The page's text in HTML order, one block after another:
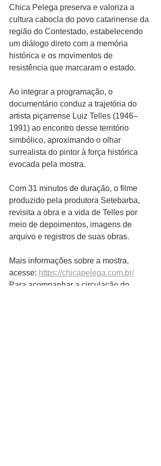
Chica Pelega preserva e valoriza a
cultura cabocla do povo catarinense da
região do Contestado, estabelecendo
um diálogo direto com a memória
histórica e os movimentos de
resistência que marcaram o estado.
Ao integrar a programação, o
documentário conduz a trajetória do
artista piçarrense Luiz Telles (1946–
1991) ao encontro desse território
simbólico, aproximando o olhar
surrealista do pintor à força histórica
evocada pela mostra.
Com 31 minutos de duração, o filme
produzido pela produtora Setebarba,
revisita a obra e a vida de Telles por
meio de depoimentos, imagens de
arquivo e registros de suas obras.
Mais informações sobre a mostra,
acesse: https://chicapelega.com.br/
Para acompanhar a circulação do